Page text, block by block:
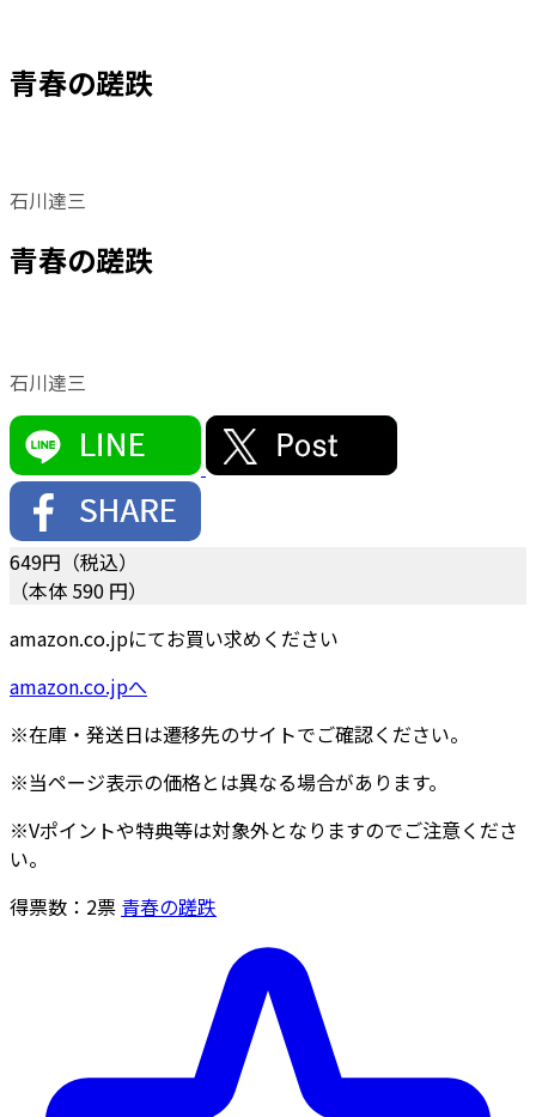
青春の蹉跌
石川達三
青春の蹉跌
石川達三
649円（税込）
（本体 590 円）
amazon.co.jpにてお買い求めください
amazon.co.jpへ
※在庫・発送日は遷移先のサイトでご確認ください。
※当ページ表示の価格とは異なる場合があります。
※Vポイントや特典等は対象外となりますのでご注意くださ
い。
得票数： 2票 青春の蹉跌